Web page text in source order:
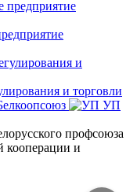
и торговли
УП
профсоюза
кооперации и